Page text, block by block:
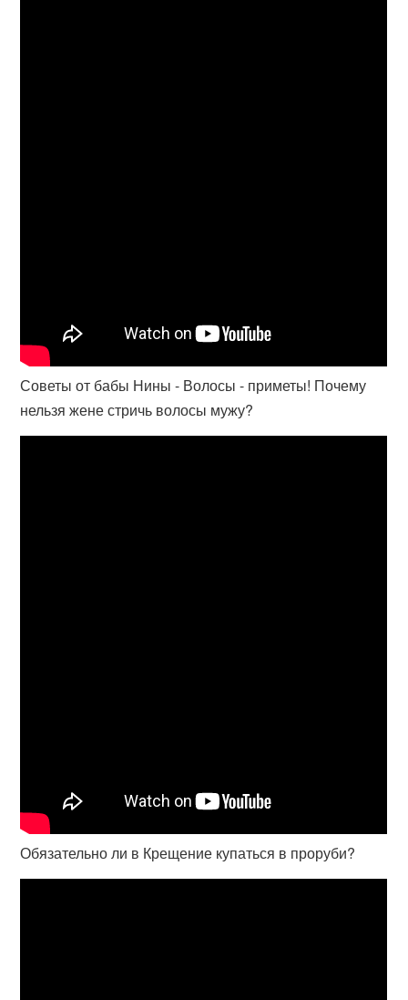
Советы от бабы Нины - Волосы - приметы! Почему
нельзя жене стричь волосы мужу?
Обязательно ли в Крещение купаться в проруби?